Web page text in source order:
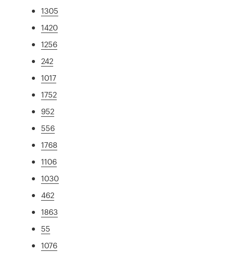
1305
1420
1256
242
1017
1752
952
556
1768
1106
1030
462
1863
55
1076